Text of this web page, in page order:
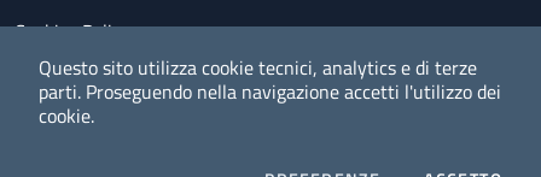
Questo sito utilizza cookie tecnici, analytics e di terze
parti. Proseguendo nella navigazione accetti l'utilizzo dei
cookie.
Cookies Policy
Policy privacy e protezione del dato personale
Albo pretorio on-line